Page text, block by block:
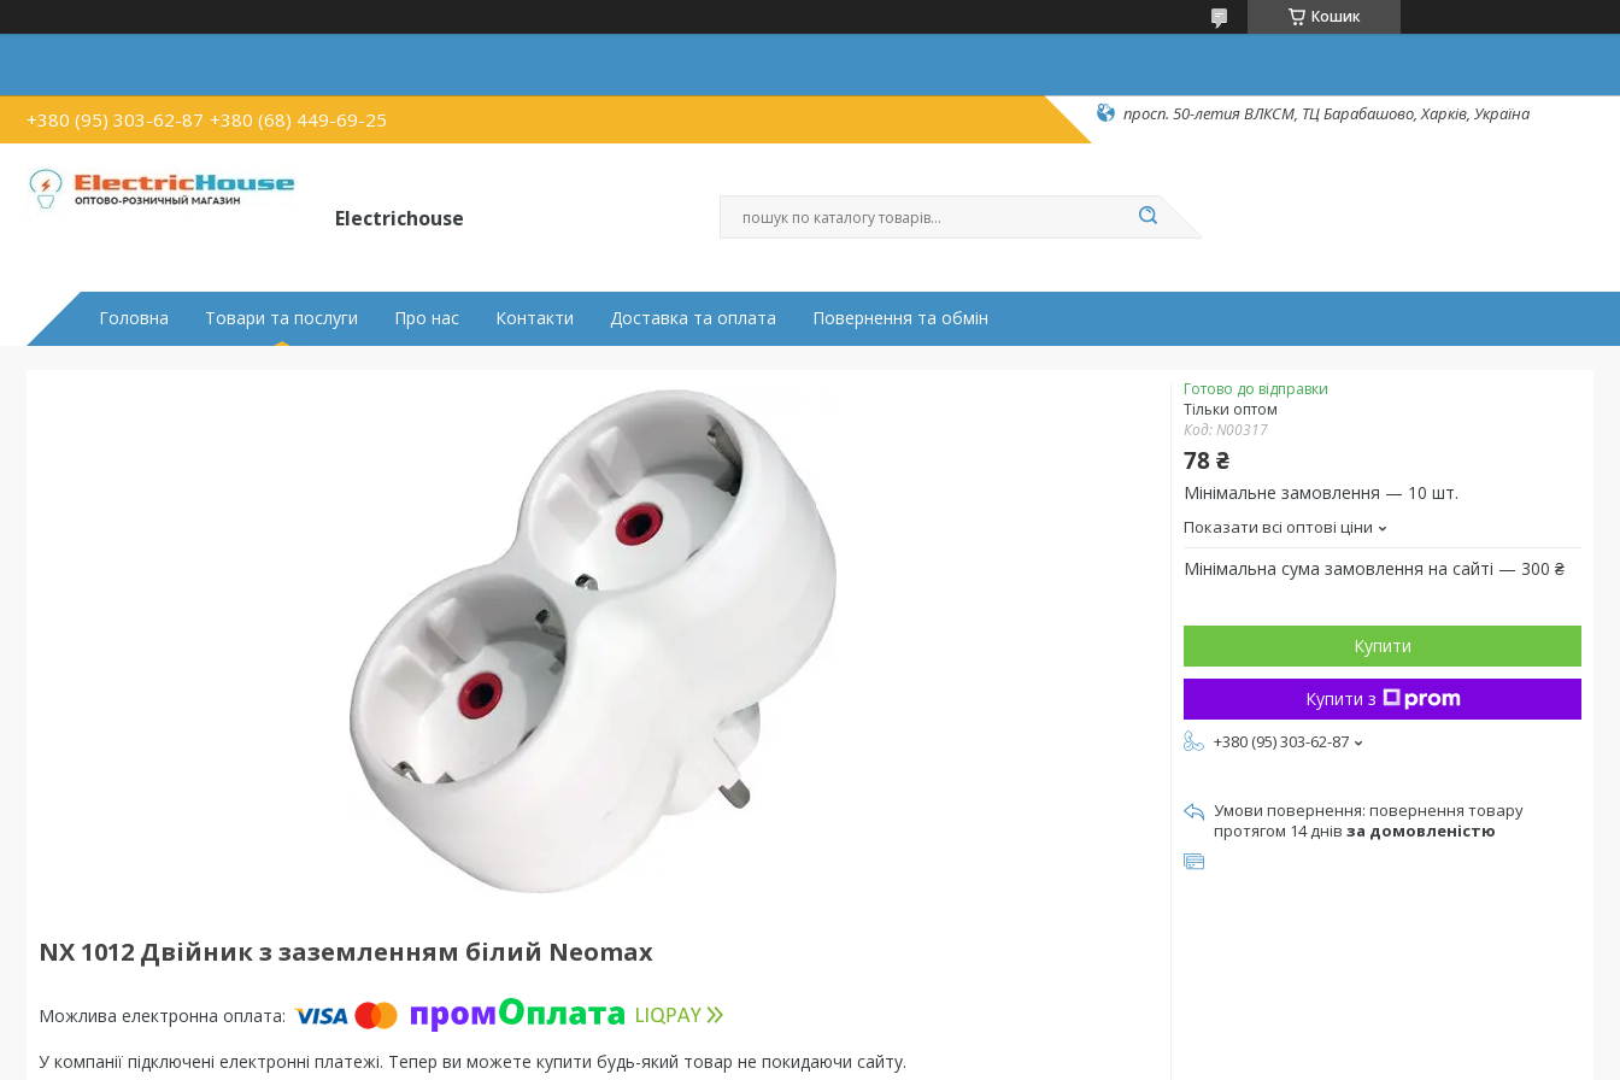
Кошик
+380 (95) 303-62-87 +380 (68) 449-69-25 просп. 50-летия ВЛКСМ, ТЦ Барабашово, Харків, Україна
Electrichouse
Головна Товари та послуги Про нас Контакти Доставка та оплата Повернення та обмін
NX 1012 Двійник з заземленням білий Neomax
У компанії підключені електронні платежі. Тепер ви можете купити будь-який товар не покидаючи сайту.
Готово до відправки
Тільки оптом
Код:N00317
78 ₴
Мінімальне замовлення — 10 шт.
Показати всі оптові ціни
Мінімальна сума замовлення на сайті — 300 ₴
Купити
Купити з
+380 (95) 303-62-87
повернення товару
протягом 14 днів за домовленістю